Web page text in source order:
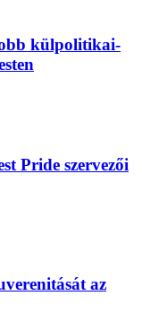
külpolitikai-
Pride szervezői
az